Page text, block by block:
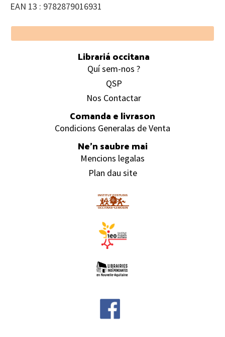
EAN 13 : 9782879016931
Footer
Librariá occitana
Quí sem-nos ?
QSP
Nos Contactar
Comanda e livrason
Condicions Generalas de Venta
Ne’n saubre mai
Mencions legalas
Plan dau site